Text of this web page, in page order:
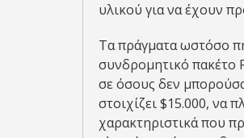
υλικού για να έχουν
Τα πράγματα ωστόσο
συνδρομητικό πακέτο
σε όσους δεν
στοιχίζει $15.000, να
χαρακτηριστικά που